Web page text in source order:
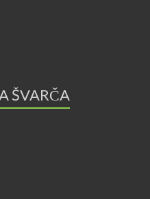
ŠVARČA